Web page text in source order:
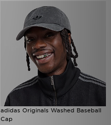
adidas Originals Washed Baseball
Cap